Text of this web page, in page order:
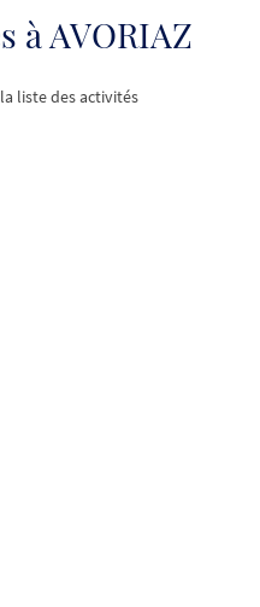
à AVORIAZ
liste des activités